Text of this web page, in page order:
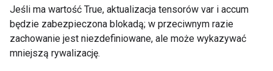
Jeśli ma wartość True, aktualizacja tensorów var i accum
będzie zabezpieczona blokadą; w przeciwnym razie
zachowanie jest niezdefiniowane, ale może wykazywać
mniejszą rywalizację.